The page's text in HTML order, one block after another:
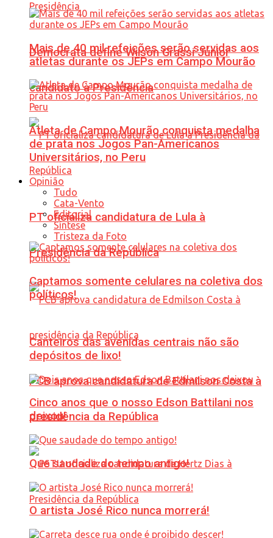
Democrata define Wilson Grassi Júnior
candidato à Presidência
PT oficializa candidatura de Lula à
Presidência da República
PCB aprova candidatura de Edmilson Costa à
presidência da República
Mais de 40 mil refeições serão servidas aos
atletas durante os JEPs em Campo Mourão
Atleta de Campo Mourão conquista medalha
de prata nos Jogos Pan-Americanos
Universitários, no Peru
Opinião
Tudo
Cata-Vento
Editorial
Síntese
Tristeza da Foto
Captamos somente celulares na coletiva dos
políticos!
Canteiros das avenidas centrais não são
depósitos de lixo!
Cinco anos que o nosso Edson Battilani nos
deixou!
Que saudade do tempo antigo!
O artista José Rico nunca morrerá!